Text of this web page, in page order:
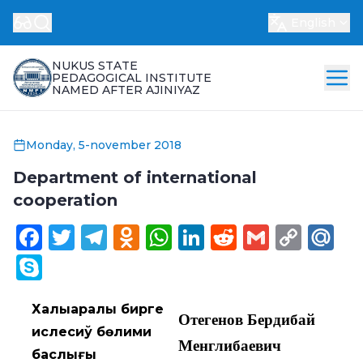
NUKUS STATE
PEDAGOGICAL INSTITUTE
NAMED AFTER AJINIYAZ
Monday, 5-november 2018
Department of international
cooperation
Facebook
Twitter
Telegram
Odnoklassniki
WhatsApp
LinkedIn
Reddit
Gmail
Халықаралық бирге
ислесиў бөлими
баслығы
Отегенов Бердибай
Менглибаевич